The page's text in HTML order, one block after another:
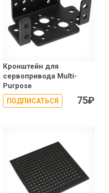
Кронштейн для
сервопривода Multi-
Purpose
ПОДПИСАТЬСЯ 75₽